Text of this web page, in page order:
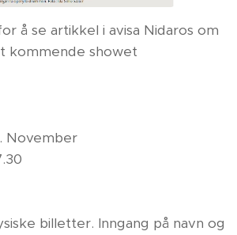
å se artikkel i avisa Nidaros om
kommende showet
November
billetter. Inngang på navn og